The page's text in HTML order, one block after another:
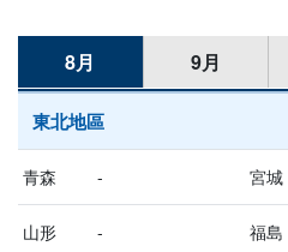
8月 9月
東北地區
青森 - 宮城
山形 - 福島